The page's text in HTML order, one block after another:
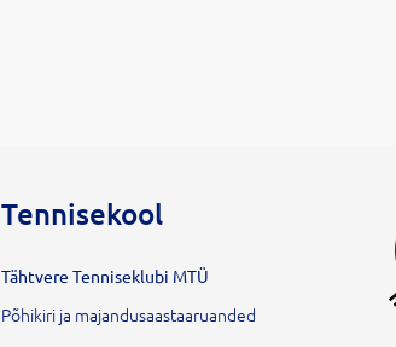
Tennisekool
Tähtvere Tenniseklubi MTÜ
Põhikiri ja majandusaastaaruanded